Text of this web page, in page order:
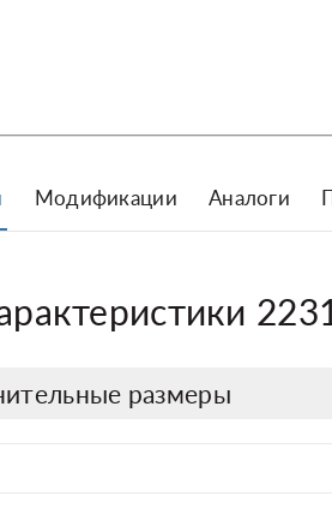
Модификации Аналоги
размеры